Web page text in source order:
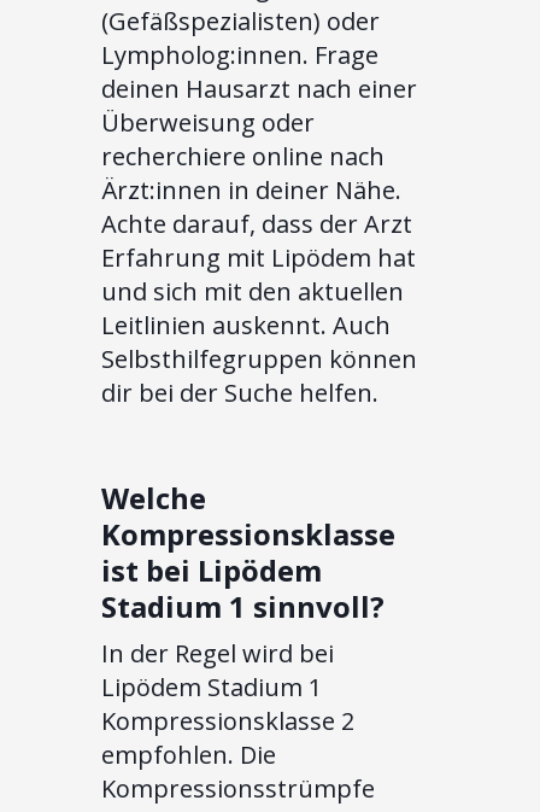
(Gefäßspezialisten) oder
Lympholog:innen. Frage
deinen Hausarzt nach einer
Überweisung oder
recherchiere online nach
Ärzt:innen in deiner Nähe.
Achte darauf, dass der Arzt
Erfahrung mit Lipödem hat
und sich mit den aktuellen
Leitlinien auskennt. Auch
Selbsthilfegruppen können
dir bei der Suche helfen.
Welche
Kompressionsklasse
ist bei Lipödem
Stadium 1 sinnvoll?
In der Regel wird bei
Lipödem Stadium 1
Kompressionsklasse 2
empfohlen. Die
Kompressionsstrümpfe